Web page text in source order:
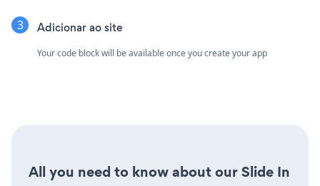
Adicionar ao site
Your code block will be available once you create your app
All you need to know about our Slide In